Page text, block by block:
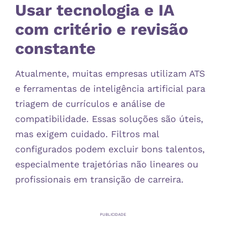
Usar tecnologia e IA
com critério e revisão
constante
Atualmente, muitas empresas utilizam ATS
e ferramentas de inteligência artificial para
triagem de currículos e análise de
compatibilidade. Essas soluções são úteis,
mas exigem cuidado. Filtros mal
configurados podem excluir bons talentos,
especialmente trajetórias não lineares ou
profissionais em transição de carreira.
PUBLICIDADE